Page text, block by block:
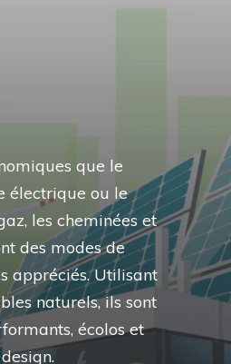
que le
électrique ou le
les cheminées et
des modes de
appréciés. Utilisant
naturels, ils sont
écolos et
design.